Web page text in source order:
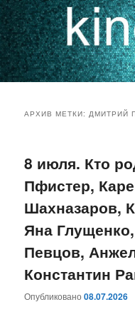
основному
содержимому
дополнительному
содержимому
АРХИВ МЕТКИ:ДМИТРИЙ
8 июля. Кто
Пфистер,
Шахназаров,
Яна
Певцов,
Константин
Опубликовано08.07.2026